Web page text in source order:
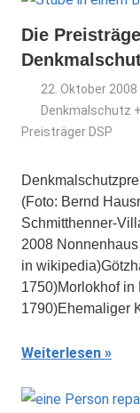
Die
22. Oktober 2008
Denkmalschutz
Preisträger DSP
(Foto: Bernd
Schmitthenner-
2008
in
1750)Morlokhof
1790)Ehemaliger
Weiterlesen